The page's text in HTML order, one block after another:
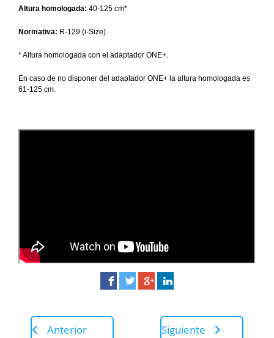
Altura homologada: 40-125 cm*
Normativa: R-129 (i-Size).
* Altura homologada con el adaptador ONE+.
En caso de no disponer del adaptador ONE+ la altura homologada es
61-125 cm.
Anterior Siguiente